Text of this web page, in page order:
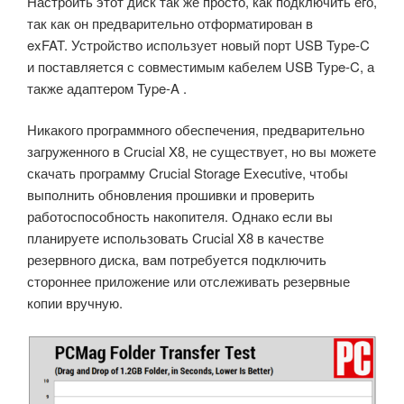
так как он предварительно отформатирован в
exFAT. Устройство использует новый порт USB Type-C
и поставляется с совместимым кабелем USB Type-C, а
также адаптером Type-A .
Никакого программного обеспечения, предварительно
загруженного в Crucial X8, не существует, но вы можете
скачать программу Crucial Storage Executive, чтобы
выполнить обновления прошивки и проверить
работоспособность накопителя. Однако если вы
планируете использовать Crucial X8 в качестве
резервного диска, вам потребуется подключить
стороннее приложение или отслеживать резервные
копии вручную.